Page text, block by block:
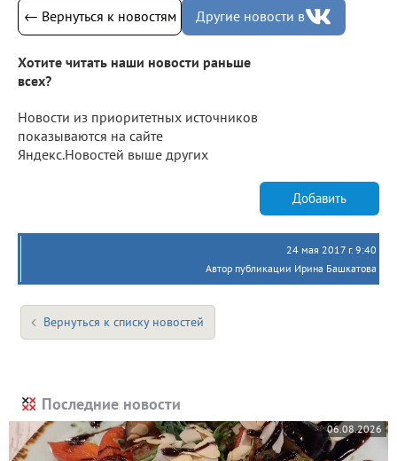
← Вернуться к новостям Другие новости в
Хотите читать наши новости раньше
всех?
Новости из приоритетных источников
показываются на сайте
Яндекс.Новостей выше других
Добавить
24 мая 2017 г. 9:40
Автор публикации Ирина Башкатова
Вернуться к списку новостей
Последние новости
06.08.2026